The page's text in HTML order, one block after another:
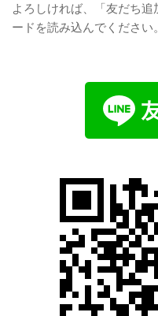
よろしければ、「友だち追
ードを読み込んでください